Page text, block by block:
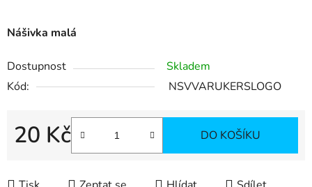
Nášivka malá
Dostupnost
Skladem
Kód:
NSVVARUKERSLOGO
20 Kč
Měrná cena:
DO KOŠÍKU